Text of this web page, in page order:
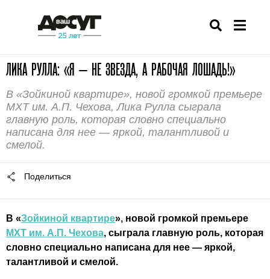
ЛИКА РУЛЛА: «Я — НЕ ЗВЕЗДА, А РАБОЧАЯ ЛОШАДЬ!»
В «Зойкиной квартире», новой громкой премьере
МХТ им. А.П. Чехова, Лика Рулла сыграла
главную роль, которая словно специально
написана для нее — яркой, талантливой и
смелой.
Поделиться
В «Зойкиной квартире», новой громкой премьере
МХТ им. А.П. Чехова, сыграла главную роль, которая
словно специально написана для нее — яркой,
талантливой и смелой.